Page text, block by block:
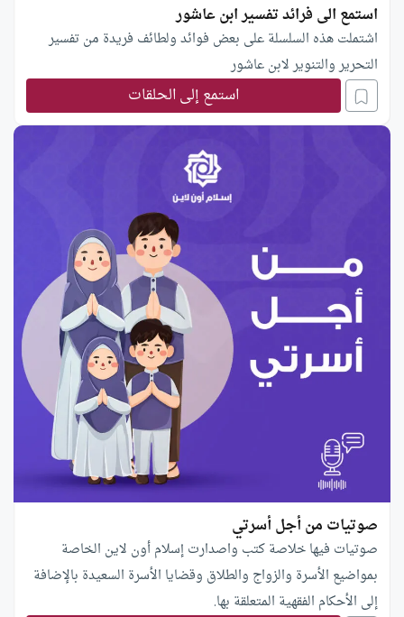
استمع الى فرائد تفسير ابن عاشور
اشتملت هذه السلسلة على بعض فوائد ولطائف فريدة من تفسير
التحرير والتنوير لابن عاشور
استمع إلى الحلقات
صوتيات من أجل أسرتي
صوتيات فيها خلاصة كتب واصدارت إسلام أون لاين الخاصة
بمواضيع الأسرة والزواج والطلاق وقضايا الأسرة السعيدة بالإضافة
إلى الأحكام الفقهية المتعلقة بها.